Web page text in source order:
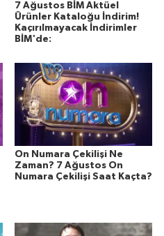
7 Ağustos BİM Aktüel
Ürünler Kataloğu İndirim!
Kaçırılmayacak İndirimler
BİM'de:
On Numara Çekilişi Ne
Zaman? 7 Ağustos On
Numara Çekilişi Saat Kaçta?